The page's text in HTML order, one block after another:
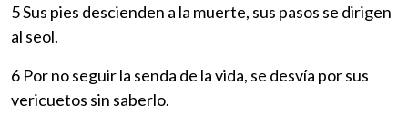
5 Sus pies descienden a la muerte, sus pasos se dirigen
al seol.
6 Por no seguir la senda de la vida, se desvía por sus
vericuetos sin saberlo.